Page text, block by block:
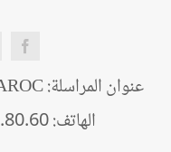
عنوان المراسلة: B.P 1378, Agadir , MAROC
الهاتف: Tel (002126)6.41.49.80.60